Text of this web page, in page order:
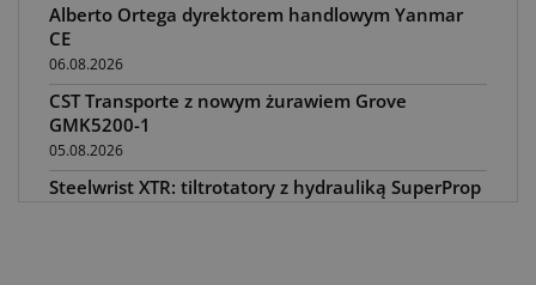
Alberto Ortega dyrektorem handlowym Yanmar
CE
06.08.2026
CST Transporte z nowym żurawiem Grove
GMK5200-1
05.08.2026
Steelwrist XTR: tiltrotatory z hydrauliką SuperProp